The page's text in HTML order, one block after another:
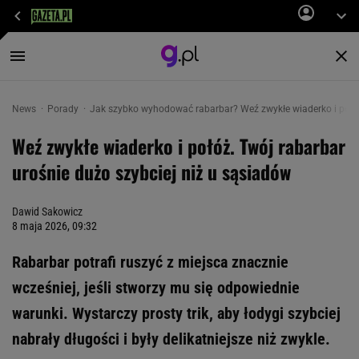
News Porady Jak szybko wyhodować rabarbar? Weź zwykłe wiaderko i
Weź zwykłe wiaderko i połóż. Twój rabarbar
urośnie dużo szybciej niż u sąsiadów
Dawid Sakowicz
8 maja 2026, 09:32
Rabarbar potrafi ruszyć z miejsca znacznie
wcześniej, jeśli stworzy mu się odpowiednie
warunki. Wystarczy prosty trik, aby łodygi szybciej
nabrały długości i były delikatniejsze niż zwykle.